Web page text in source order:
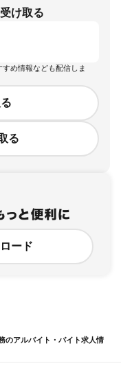
け取る
すめ情報なども配信しま
る
ード
のアルバイト・バイト求人情